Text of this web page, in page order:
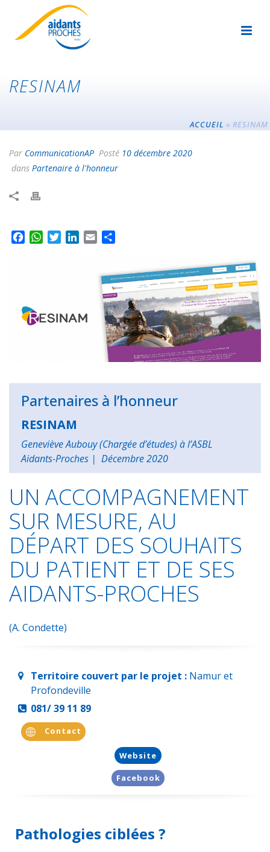
RESINAM
ACCUEIL » RESINAM
Par CommunicationAP Posté 10 décembre 2020
dans Partenaire à l'honneur
o
o
W
p
r
I
t
a
g
e
r
Partenaires à l’honneur
RESINAM
Geneviève Aubouy (Chargée d’études) à l’ASBL
Aidants-Proches | Décembre 2020
UN ACCOMPAGNEMENT
SUR MESURE, AU
DÉPART DES SOUHAITS
DU PATIENT ET DE SES
AIDANTS-PROCHES
(A. Condette)
Territoire couvert par le projet : Namur et
Profondeville
081/ 39 11 89
Contact
Website
Facebook
Pathologies ciblées ?